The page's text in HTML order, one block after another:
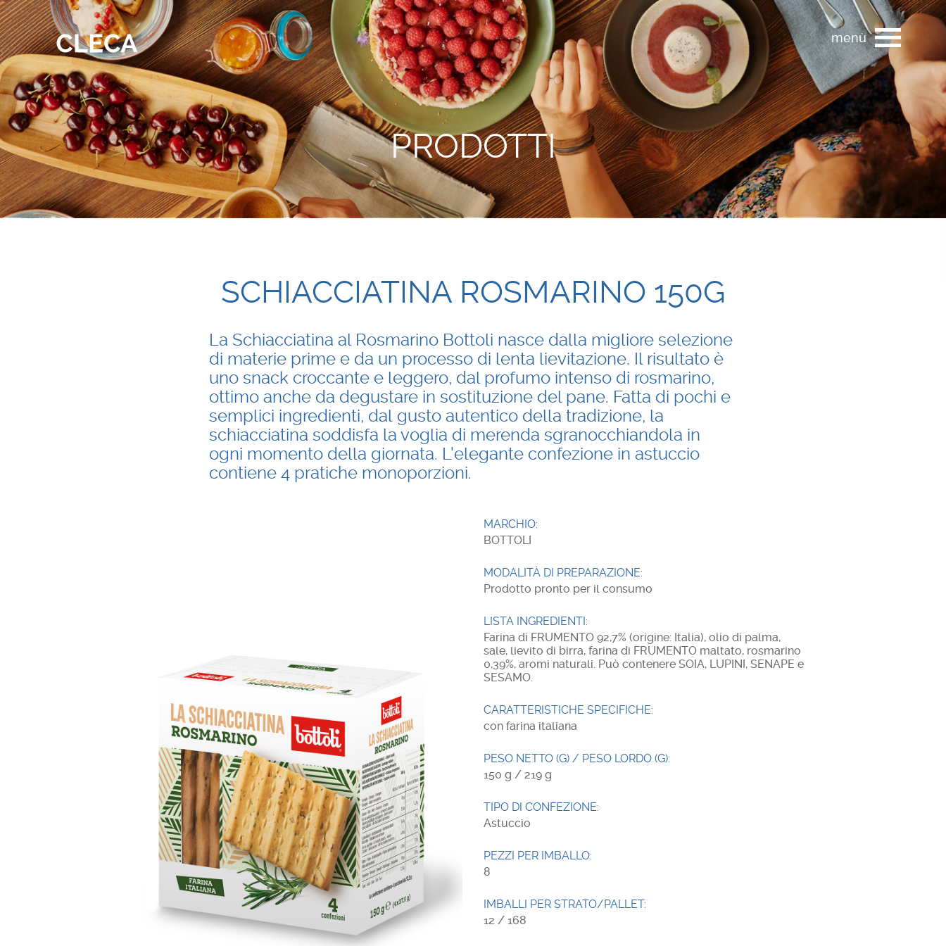
menù
PRODOTTI
SCHIACCIATINA ROSMARINO 150G
La Schiacciatina al Rosmarino Bottoli nasce dalla migliore selezione
di materie prime e da un processo di lenta lievitazione. Il risultato è
uno snack croccante e leggero, dal profumo intenso di rosmarino,
ottimo anche da degustare in sostituzione del pane. Fatta di pochi e
semplici ingredienti, dal gusto autentico della tradizione, la
schiacciatina soddisfa la voglia di merenda sgranocchiandola in
ogni momento della giornata. L'elegante confezione in astuccio
contiene 4 pratiche monoporzioni.
MARCHIO:
BOTTOLI
MODALITÀ DI PREPARAZIONE:
Prodotto pronto per il consumo
LISTA INGREDIENTI:
Farina di FRUMENTO 92,7% (origine: Italia), olio di palma,
sale, lievito di birra, farina di FRUMENTO maltato, rosmarino
0,39%, aromi naturali. Può contenere SOIA, LUPINI, SENAPE e
SESAMO.
CARATTERISTICHE SPECIFICHE:
con farina italiana
PESO NETTO (G) / PESO LORDO (G):
150 g / 219 g
TIPO DI CONFEZIONE:
Astuccio
PEZZI PER IMBALLO:
8
IMBALLI PER STRATO/PALLET:
12 / 168